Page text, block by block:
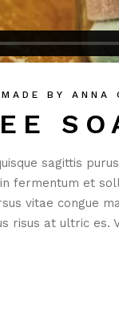
BY ANNA
sagittis
fermentum et
vitae congue
risus at ultric es.